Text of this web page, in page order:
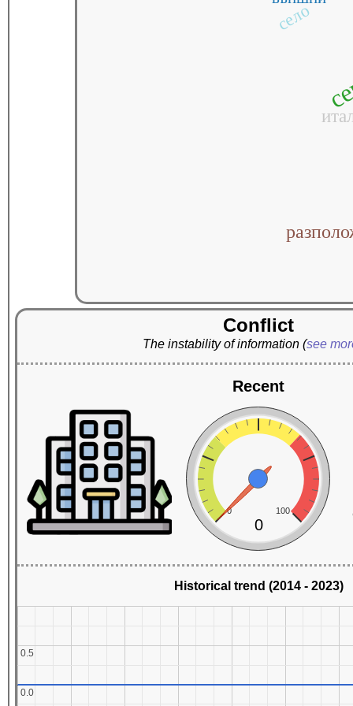
село
Conflict
The instability of information (see
Recent
0 100
0
Historical trend (2014 - 2023)
0.0
0.0
0.5
0.5